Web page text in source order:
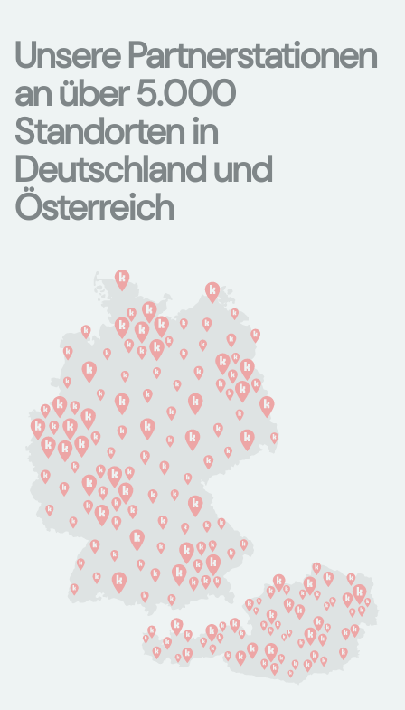
Unsere Partnerstationen
an über 5.000
Standorten in
Deutschland und
Österreich